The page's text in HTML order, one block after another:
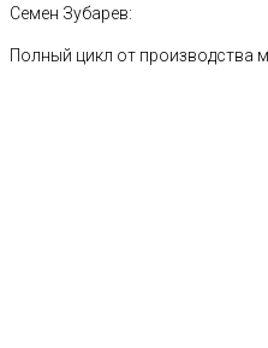
Семен Зубарев:
Полный цикл от производства